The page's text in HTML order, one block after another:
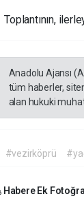
Toplantının,
Anadolu Ajansı
tüm haberler,
alan hukuki
#vezirköprü
Habere Ek